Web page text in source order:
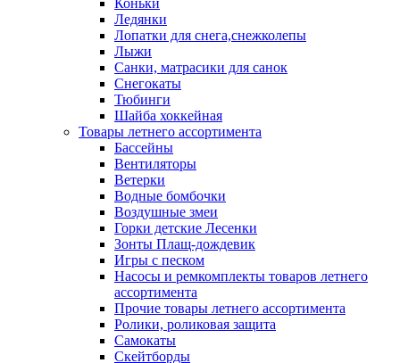
Коньки
Ледянки
Лопатки для снега,снежколепы
Лыжи
Санки, матрасики для санок
Снегокаты
Тюбинги
Шайба хоккейная
Товары летнего ассортимента
Бассейны
Вентиляторы
Ветерки
Водные бомбочки
Воздушные змеи
Горки детские Лесенки
Зонты Плащ-дождевик
Игры с песком
Насосы и ремкомплекты товаров летнего
ассортимента
Прочие товары летнего ассортимента
Ролики, роликовая защита
Самокаты
Скейтборды